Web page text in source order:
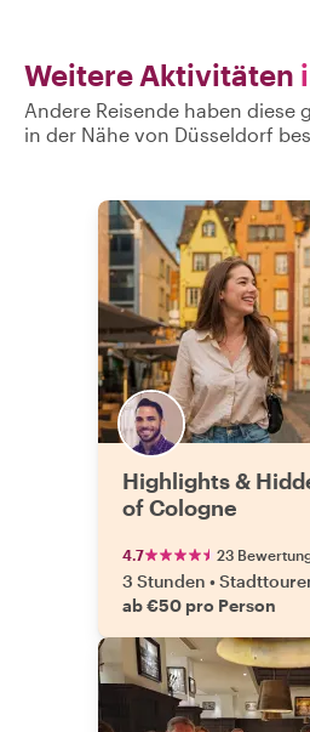
Weitere Aktivitäten
Andere Reisende haben diese
in der Nähe von Düsseldorf
Highlights &
of Cologne
4.7 23
3 Stunden •
ab €50 pro Person